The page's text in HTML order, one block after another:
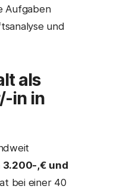
Aufgaben
und
als
in in
3.200-,€ und
bei einer 40